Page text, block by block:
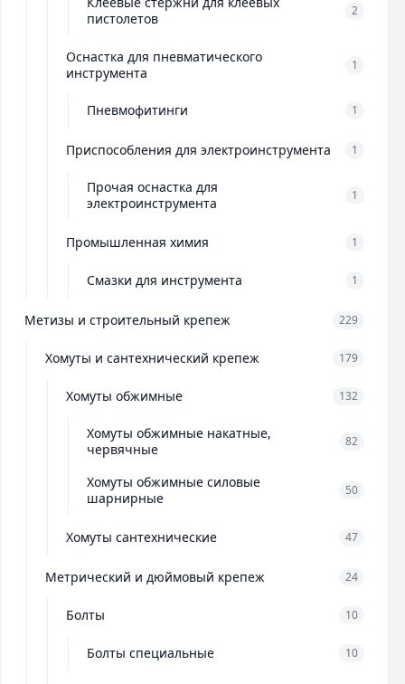
пистолетов
2
Оснастка для пневматического
инструмента
1
Пневмофитинги 1
Приспособления для электроинструмента 1
Прочая оснастка для
электроинструмента
1
Промышленная химия 1
Смазки для инструмента 1
Метизы и строительный крепеж 229
Хомуты и сантехнический крепеж 179
Хомуты обжимные 132
Хомуты обжимные накатные,
червячные
82
Хомуты обжимные силовые
шарнирные
50
Хомуты сантехнические 47
Метрический и дюймовый крепеж 24
Болты 10
Болты специальные 10